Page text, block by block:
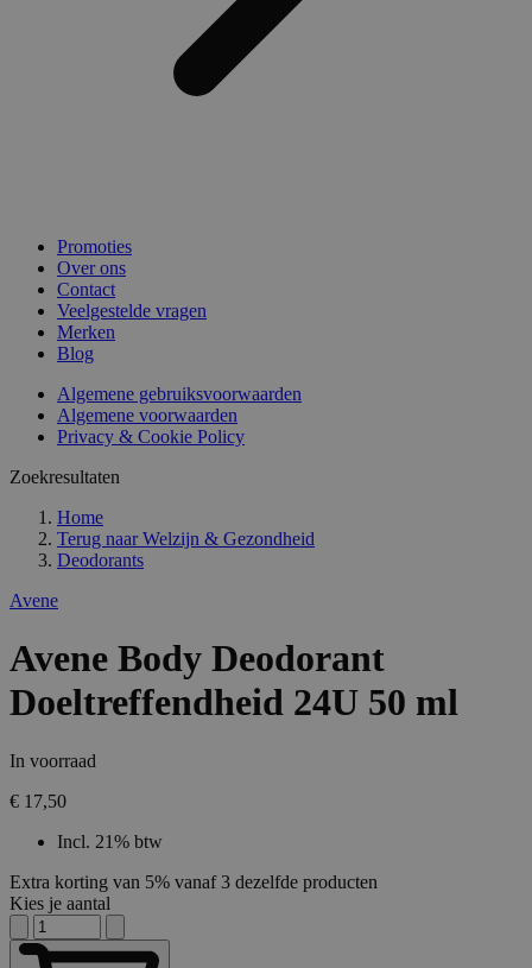
Promoties
Over ons
Contact
Veelgestelde vragen
Merken
Blog
Algemene gebruiksvoorwaarden
Algemene voorwaarden
Privacy & Cookie Policy
Zoekresultaten
Home
Terug naar Welzijn & Gezondheid
Deodorants
Avene
Avene Body Deodorant
Doeltreffendheid 24U 50 ml
In voorraad
€ 17,50
Incl. 21% btw
Extra korting van 5% vanaf 3 dezelfde producten
Kies je aantal